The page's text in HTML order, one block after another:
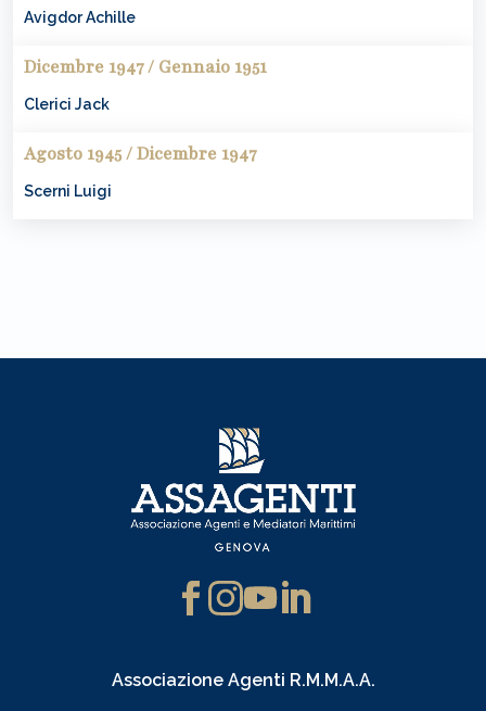
AvigdorAchille
Dicembre 1947 / Gennaio 1951
Clerici Jack
Agosto 1945 / Dicembre 1947
Scerni Luigi
Associazione Agenti R.M.M.A.A.